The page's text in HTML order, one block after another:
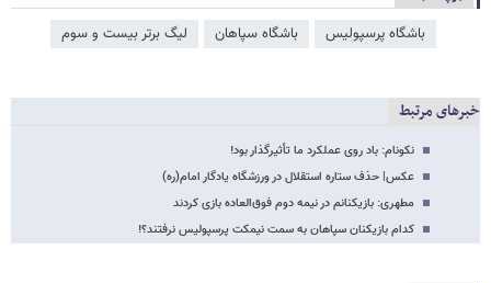
باشگاه پرسپولیس باشگاه سپاهان لیگ برتر بیست و سوم
خبرهای مرتبط
نکونام: باد روی عملکرد ما تأثیرگذار بود!
عکس| حذف ستاره استقلال در ورزشگاه یادگار امام(ره)
مطهری: بازیکنانم در نیمه دوم فوق‌العاده بازی کردند
کدام بازیکنان سپاهان به سمت نیمکت پرسپولیس نرفتند؟!